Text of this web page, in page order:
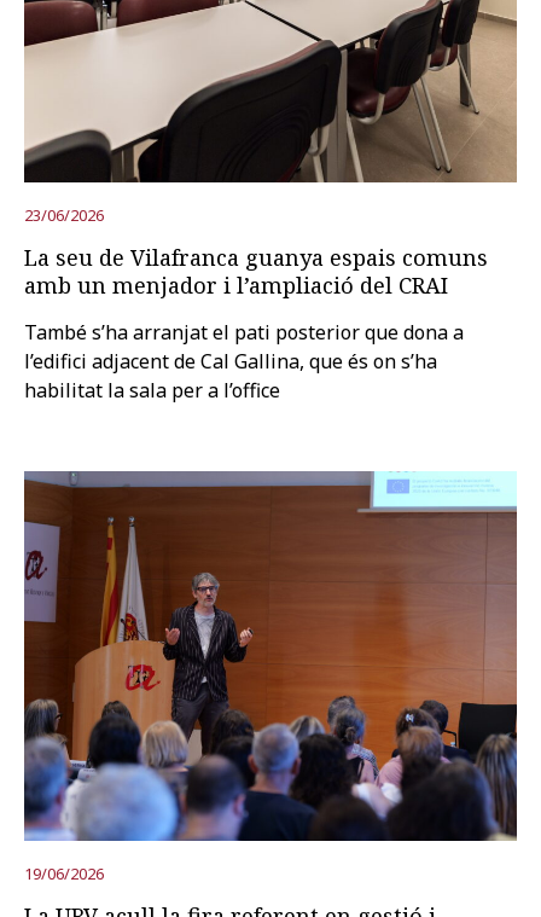
23/06/2026
La seu de Vilafranca guanya espais comuns
amb un menjador i l’ampliació del CRAI
També s’ha arranjat el pati posterior que dona a
l’edifici adjacent de Cal Gallina, que és on s’ha
habilitat la sala per a l’office
19/06/2026